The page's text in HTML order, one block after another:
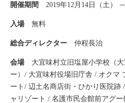
開催期間 2019年12月14日（土）
入場無料
総合ディレクター 仲程長治
会場大宜味村立旧塩屋小学校（大
ー）/ 大宜味村役場旧庁舎 / オクマ
ート/ 辺土名商店街・ひかり医院跡
ャリゾート / 名護市民会館前アグー